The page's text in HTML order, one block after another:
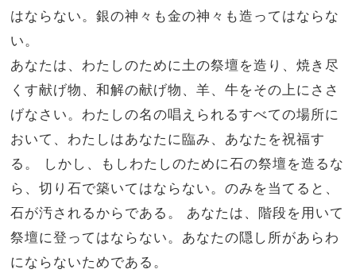
はならない。銀の神々も金の神々も造ってはならな
い。
あなたは、わたしのために土の祭壇を造り、焼き尽
くす献げ物、和解の献げ物、羊、牛をその上にささ
げなさい。わたしの名の唱えられるすべての場所に
おいて、わたしはあなたに臨み、あなたを祝福す
る。
しかし、もしわたしのために石の祭壇を造るな
ら、切り石で築いてはならない。のみを当てると、
石が汚されるからである。
あなたは、階段を用いて
祭壇に登ってはならない。あなたの隠し所があらわ
にならないためである。